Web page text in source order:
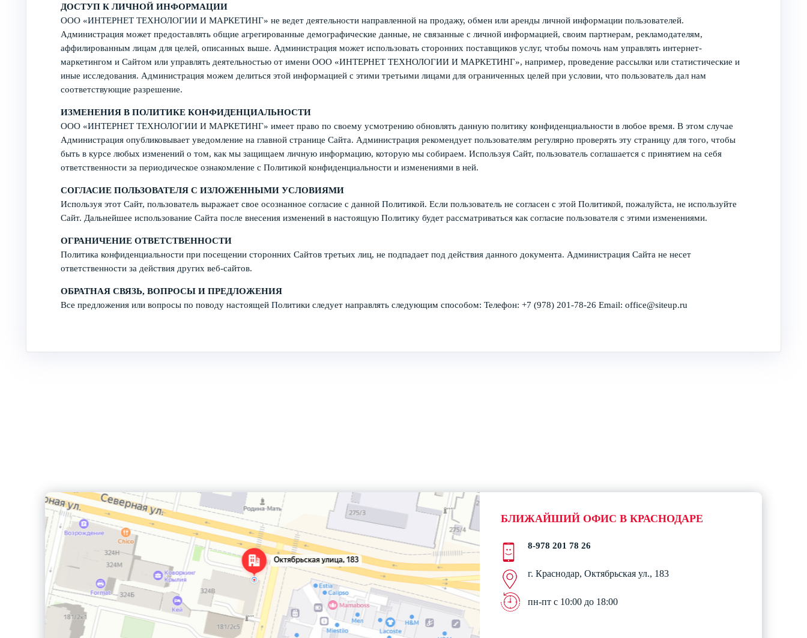
ДОСТУП К ЛИЧНОЙ ИНФОРМАЦИИ
ООО «ИНТЕРНЕТ ТЕХНОЛОГИИ И МАРКЕТИНГ» не ведет деятельности направленной на продажу, обмен или аренды личной информации пользователей.
Администрация может предоставлять общие агрегированные демографические данные, не связанные с личной информацией, своим партнерам, рекламодателям,
аффилированным лицам для целей, описанных выше. Администрация может использовать сторонних поставщиков услуг, чтобы помочь нам управлять интернет-
маркетингом и Сайтом или управлять деятельностью от имени ООО «ИНТЕРНЕТ ТЕХНОЛОГИИ И МАРКЕТИНГ», например, проведение рассылки или статистические и
иные исследования. Администрация можем делиться этой информацией с этими третьими лицами для ограниченных целей при условии, что пользователь дал нам
соответствующие разрешение.
ИЗМЕНЕНИЯ В ПОЛИТИКЕ КОНФИДЕНЦИАЛЬНОСТИ
ООО «ИНТЕРНЕТ ТЕХНОЛОГИИ И МАРКЕТИНГ» имеет право по своему усмотрению обновлять данную политику конфиденциальности в любое время. В этом случае
Администрация опубликовывает уведомление на главной странице Сайта. Администрация рекомендует пользователям регулярно проверять эту страницу для того, чтобы
быть в курсе любых изменений о том, как мы защищаем личную информацию, которую мы собираем. Используя Сайт, пользователь соглашается с принятием на себя
ответственности за периодическое ознакомление с Политикой конфиденциальности и изменениями в ней.
СОГЛАСИЕ ПОЛЬЗОВАТЕЛЯ С ИЗЛОЖЕННЫМИ УСЛОВИЯМИ
Используя этот Сайт, пользователь выражает свое осознанное согласие с данной Политикой. Если пользователь не согласен с этой Политикой, пожалуйста, не используйте
Сайт. Дальнейшее использование Сайта после внесения изменений в настоящую Политику будет рассматриваться как согласие пользователя с этими изменениями.
ОГРАНИЧЕНИЕ ОТВЕТСТВЕННОСТИ
Политика конфиденциальности при посещении сторонних Сайтов третьих лиц, не подпадает под действия данного документа. Администрация Сайта не несет
ответственности за действия других веб-сайтов.
ОБРАТНАЯ СВЯЗЬ, ВОПРОСЫ И ПРЕДЛОЖЕНИЯ
Все предложения или вопросы по поводу настоящей Политики следует направлять следующим способом: Телефон: +7 (978) 201-78-26 Email: office@siteup.ru
БЛИЖАЙШИЙ ОФИС В КРАСНОДАРЕ
8-978 201 78 26
г. Краснодар, Октябрьская ул., 183
пн-пт с 10:00 до 18:00